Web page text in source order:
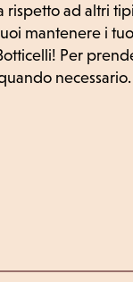
rispetto ad altri
mantenere i
Per